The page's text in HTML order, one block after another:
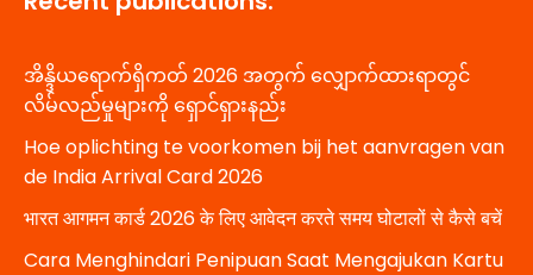
အိန္ဒိယရောက်ရှိကတ် 2026 အတွက် လျှောက်ထားရာတွင်
လိမ်လည်မှုများကို ရှောင်ရှားနည်း
Hoe oplichting te voorkomen bij het aanvragen van
de India Arrival Card 2026
भारत आगमन कार्ड 2026 के लिए आवेदन करते समय घोटालों से कैसे बचें
Cara Menghindari Penipuan Saat Mengajukan Kartu